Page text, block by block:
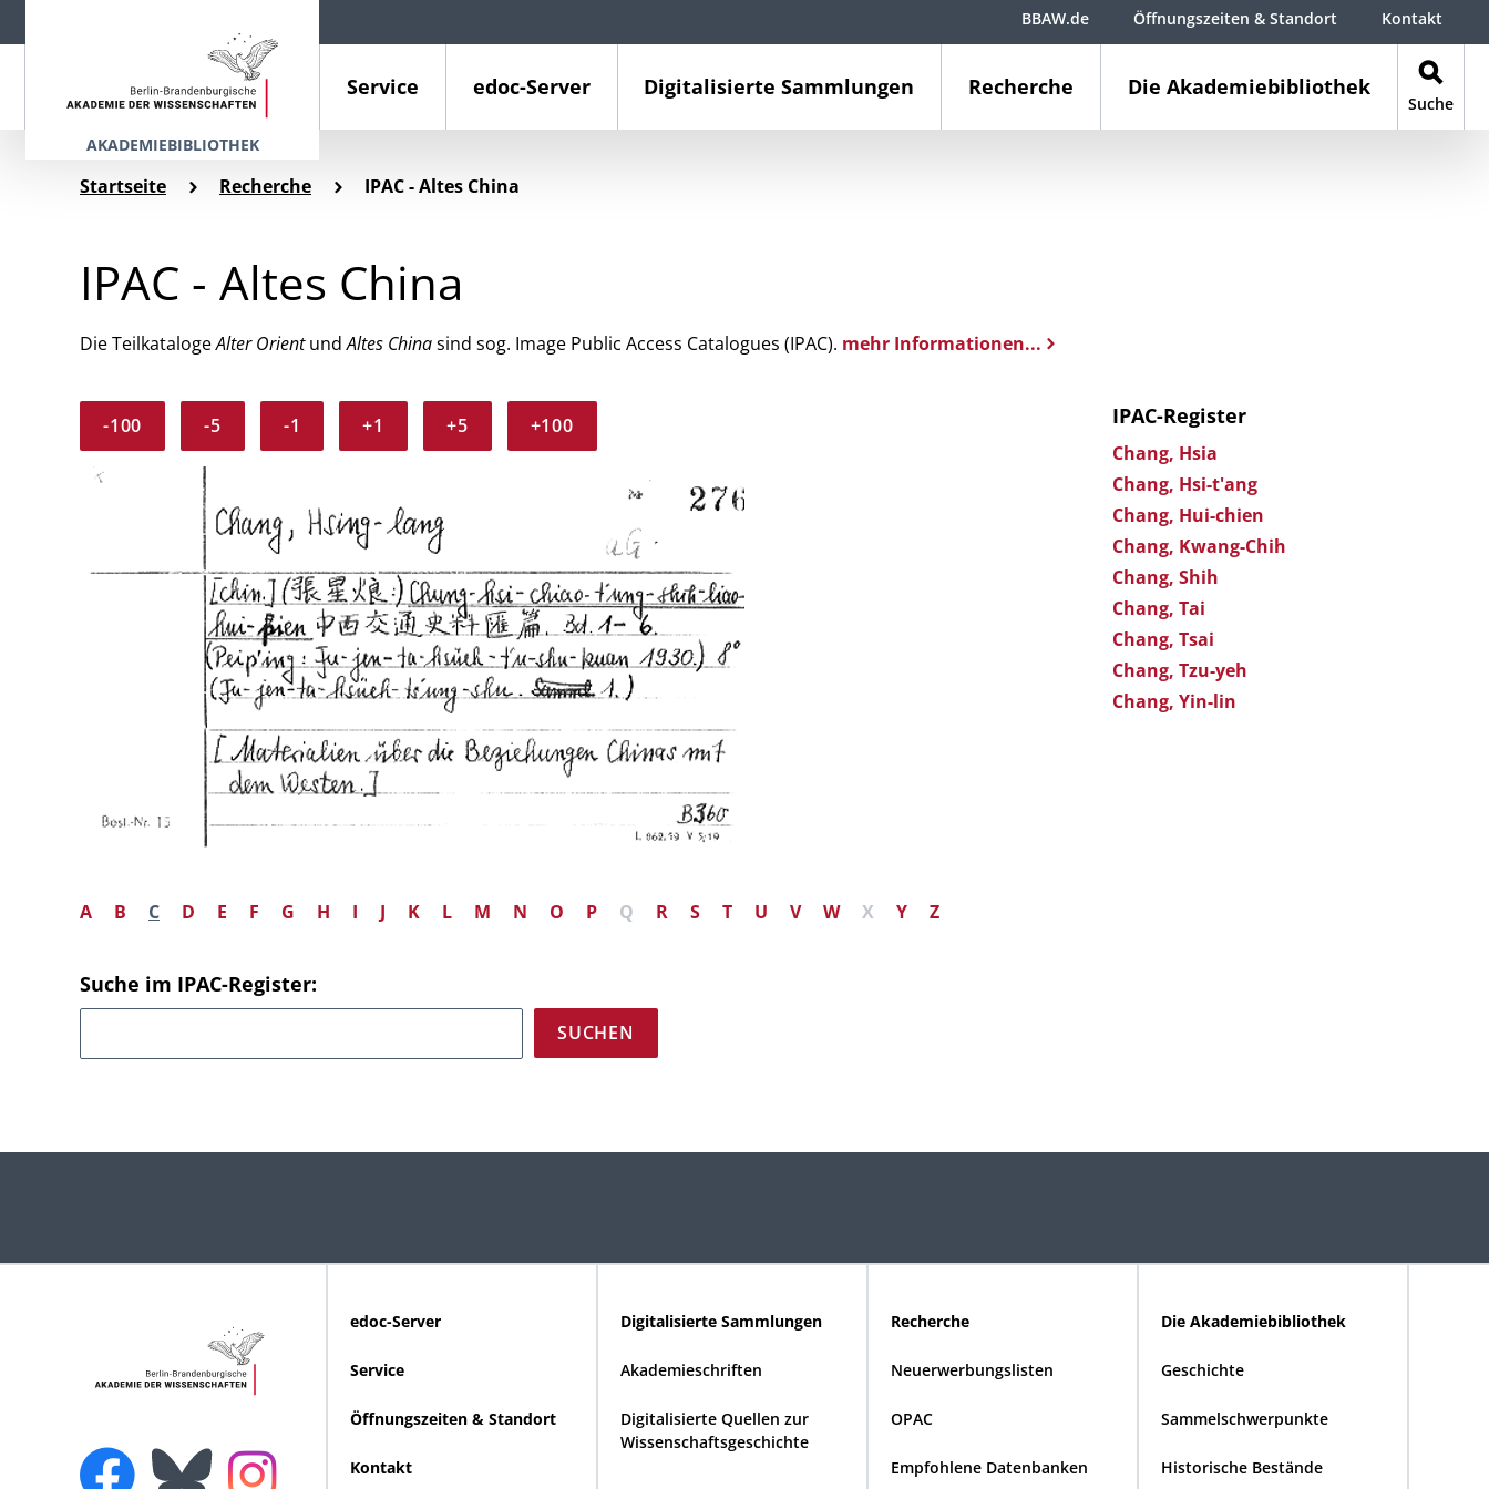
AKADEMIEBIBLIOTHEK
Service edoc-Server Digitalisierte Sammlungen Recherche Die Akademiebibliothek
Suche
BBAW.de Öffnungszeiten & Standort Kontakt
Startseite Recherche IPAC - Altes China
IPAC - Altes China
Die TeilkatalogeAlter OrientundAltes Chinasind sog. Image Public Access Catalogues (IPAC). mehr Informationen...
-100 -5 -1 +1 +5 +100
A B C D E F G H I J K L M N O P Q R S T U V W X Y Z
Suche im IPAC-Register:
IPAC-Register
Chang, Hsia
Chang, Hsi-t'ang
Chang, Hui-chien
Chang, Kwang-Chih
Chang, Shih
Chang, Tai
Chang, Tsai
Chang, Tzu-yeh
Chang, Yin-lin
edoc-Server
Service
Öffnungszeiten & Standort
Kontakt
Digitalisierte Sammlungen
Akademieschriften
Digitalisierte Quellen zur
Wissenschaftsgeschichte
Recherche
Neuerwerbungslisten
OPAC
Empfohlene Datenbanken
Die Akademiebibliothek
Geschichte
Sammelschwerpunkte
Historische Bestände